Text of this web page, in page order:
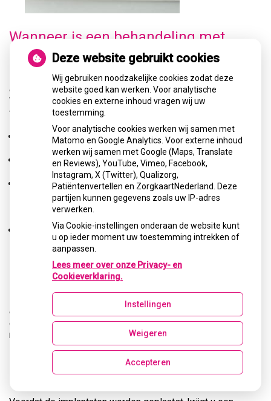
Wanneer is een behandeling met
implantaten mogelijk?
In principe kan bij iedereen met volgroeid kaakbot (vanaf
ongeveer achttien jaar) een implantaat worden geplaatst.
Voor een succesvolle behandeling moet u wel aan enkele
voorwaarden voldoen:
Er moet voldoende kaakbot in hoogte én in breedte zijn.
Het kaakbot moet gezond zijn.
Ook het tandvlees van de resterende tanden moet
gezond zijn. Is dat niet het geval dan moet dat eerst
worden behandeld.
De aangebrachte voorzieningen moeten goed worden
onderhouden.
Roken en bovenmatig alcoholgebruik hebben een nadelige
invloed op het succes van de implantaten.
De behandelaar beoordeelt aan de hand van röntgenfoto’s
of u voldoende kaakbot heeft en of het kaakbot geschikt is
om te implanteren. Soms is het nodig nieuw kaakbot te
maken op plaatsen waar onvoldoende bot is.
Hoe verloopt de behandeling met
implantaten?
Deze website gebruikt cookies
Wij gebruiken noodzakelijke cookies zodat deze
website goed kan werken. Voor analytische
cookies en externe inhoud vragen wij uw
toestemming.
Voor analytische cookies werken wij samen met
Matomo en Google Analytics. Voor externe inhoud
werken wij samen met Google (Maps, Translate
en Reviews), YouTube, Vimeo, Facebook,
Instagram, X (Twitter), Qualizorg,
Patiëntenvertellen en ZorgkaartNederland. Deze
partijen kunnen gegevens zoals uw IP-adres
verwerken.
Via Cookie-instellingen onderaan de website kunt
u op ieder moment uw toestemming intrekken of
aanpassen.
Lees meer over onze Privacy- en
Cookieverklaring.
Instellingen
Weigeren
Accepteren